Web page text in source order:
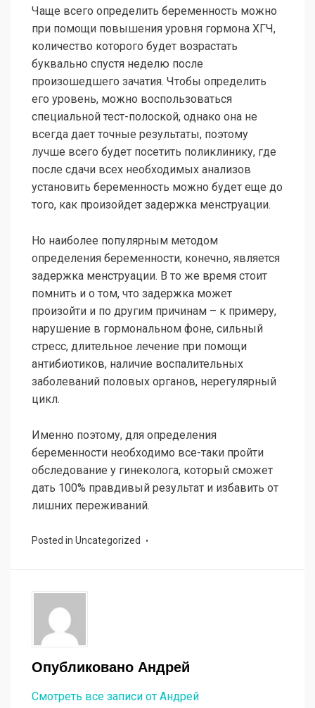
Чаще всего определить беременность можно
при помощи повышения уровня гормона ХГЧ,
количество которого будет возрастать
буквально спустя неделю после
произошедшего зачатия. Чтобы определить
его уровень, можно воспользоваться
специальной тест-полоской, однако она не
всегда дает точные результаты, поэтому
лучше всего будет посетить поликлинику, где
после сдачи всех необходимых анализов
установить беременность можно будет еще до
того, как произойдет задержка менструации.
Но наиболее популярным методом
определения беременности, конечно, является
задержка менструации. В то же время стоит
помнить и о том, что задержка может
произойти и по другим причинам – к примеру,
нарушение в гормональном фоне, сильный
стресс, длительное лечение при помощи
антибиотиков, наличие воспалительных
заболеваний половых органов, нерегулярный
цикл.
Именно поэтому, для определения
беременности необходимо все-таки пройти
обследование у гинеколога, который сможет
дать 100% правдивый результат и избавить от
лишних переживаний.
Posted in Uncategorized
Опубликовано Андрей
Смотреть все записи от Андрей